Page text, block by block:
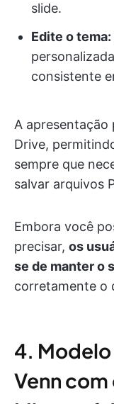
slide.
Edite o tema:
consistente
A apresentação
Drive,
sempre que
salvar arquivos
Embora você
precisar, os
se de manter o
corretamente o
4.
Venn